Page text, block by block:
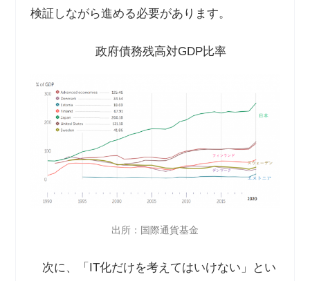
検証しながら進める必要があります。
政府債務残高対GDP比率
出所：国際通貨基金
次に、「IT化だけを考えてはいけない」とい